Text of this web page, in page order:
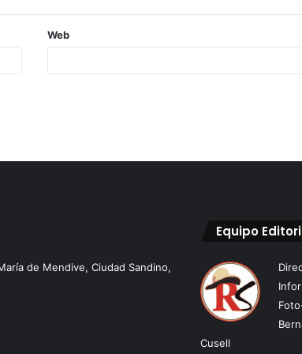
Web
de Mendive, Ciudad Sandino,
Equipo
Cusell